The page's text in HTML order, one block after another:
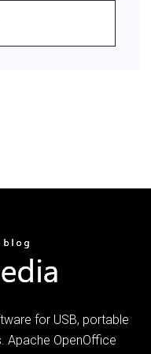
for USB, portable
Apache OpenOffice